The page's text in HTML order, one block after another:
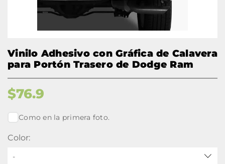
Vinilo Adhesivo con Gráfica de Calavera
para Portón Trasero de Dodge Ram
$76.9
Como en la primera foto.
Color:
-